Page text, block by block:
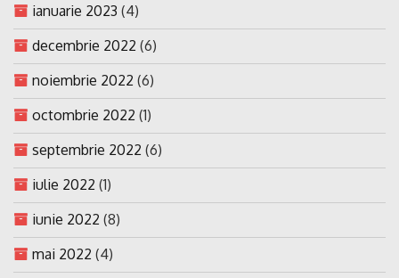
ianuarie 2023 (4)
decembrie 2022 (6)
noiembrie 2022 (6)
octombrie 2022 (1)
septembrie 2022 (6)
iulie 2022 (1)
iunie 2022 (8)
mai 2022 (4)